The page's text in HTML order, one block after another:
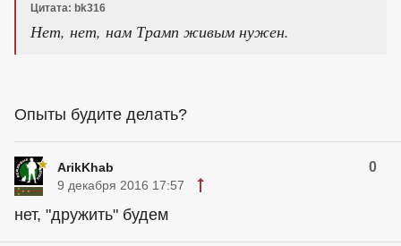
Цитата: bk316
Нет, нет, нам Трамп живым нужен.
Опыты будите делать?
ArikKhab 0
9 декабря 2016 17:57
нет, "дружить" будем